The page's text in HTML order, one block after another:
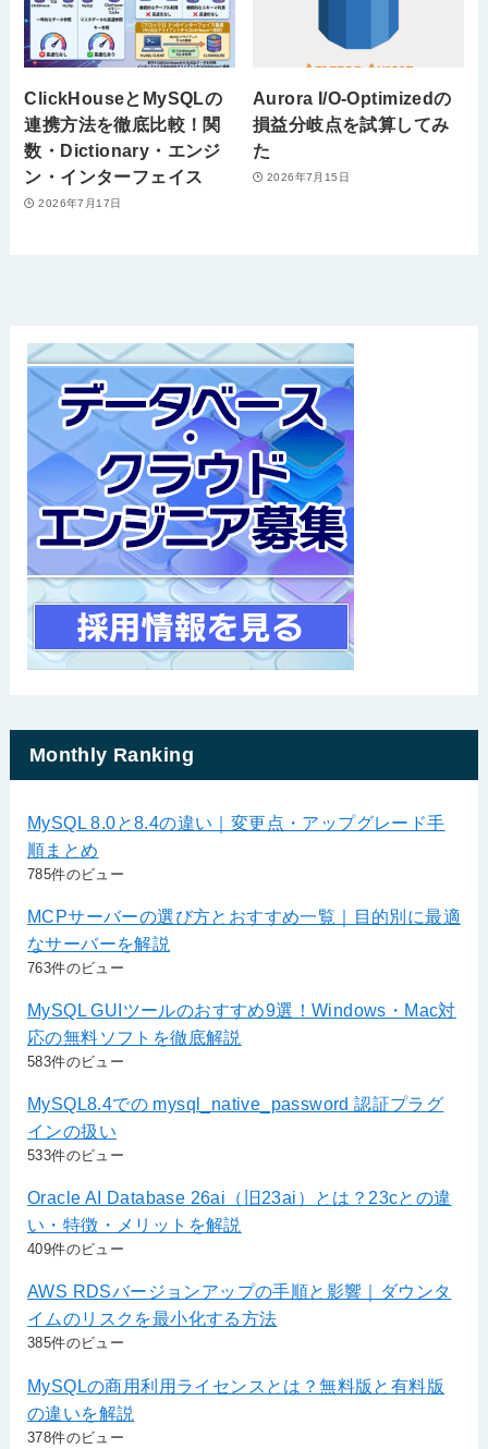
ClickHouseとMySQLの
連携方法を徹底比較！関
数・Dictionary・エンジ
ン・インターフェイス
2026年7月17日
Aurora I/O-Optimizedの
損益分岐点を試算してみ
た
2026年7月15日
Monthly Ranking
MySQL 8.0と8.4の違い｜変更点・アップグレード手
順まとめ
785件のビュー
MCPサーバーの選び方とおすすめ一覧｜目的別に最適
なサーバーを解説
763件のビュー
MySQL GUIツールのおすすめ9選！Windows・Mac対
応の無料ソフトを徹底解説
583件のビュー
MySQL8.4での mysql_native_password 認証プラグ
インの扱い
533件のビュー
Oracle AI Database 26ai（旧23ai）とは？23cとの違
い・特徴・メリットを解説
409件のビュー
AWS RDSバージョンアップの手順と影響｜ダウンタ
イムのリスクを最小化する方法
385件のビュー
MySQLの商用利用ライセンスとは？無料版と有料版
の違いを解説
378件のビュー